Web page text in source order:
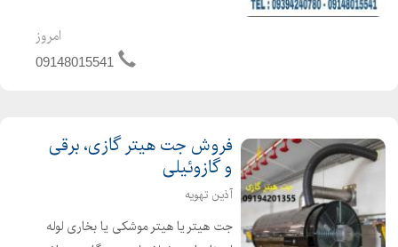
تیغه های تعبیه شده ثابت در بدنه و تیغه
امروز
09148015541
فروش جت هیتر گازی، برقی
و گازوئیلی
آذین تهویه
جت هیتر یا هیتر موشکی یا بخاری لوله